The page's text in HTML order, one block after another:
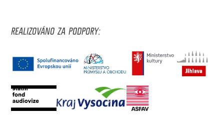
REALIZOVÁNO ZA PODPORY: